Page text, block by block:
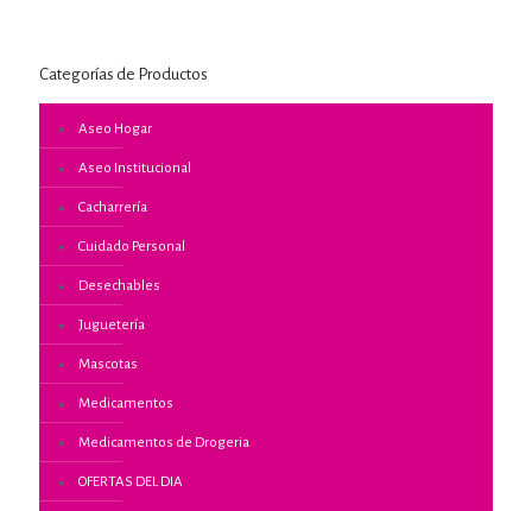
Categorías de Productos
Aseo Hogar
Aseo Institucional
Cacharrería
Cuidado Personal
Desechables
Juguetería
Mascotas
Medicamentos
Medicamentos de Drogeria
OFERTAS DEL DIA